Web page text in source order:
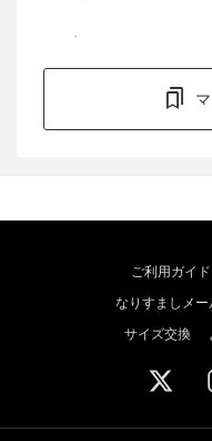
ご利用ガイド
なりすましメ
サイズ交換